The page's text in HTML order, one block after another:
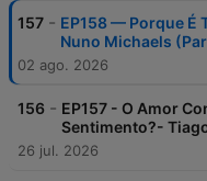
157 - EP158 — Porque É
Nuno Michaels
02 ago. 2026
156 - EP157 - O Amor
Sentimento?-
26 jul. 2026